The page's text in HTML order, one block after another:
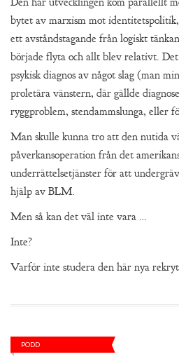
bytet av marxism mot
ett avståndstagande från logiskt
började flyta och allt blev relativt.
psykisk diagnos av något slag (man
proletära vänstern, där gällde
ryggproblem, stendammslunga, eller
Man skulle kunna tro att den nutida
påverkansoperation från det
underrättelsetjänster för att
hjälp av BLM.
Men så kan det väl inte vara …
Inte?
Varför inte studera den här nya
PODD